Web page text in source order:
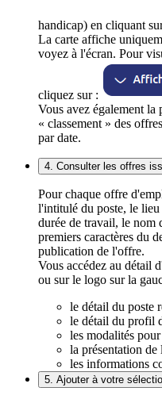
handicap) en cliquant
La carte affiche
voyez à l'écran. Pour
cliquez sur :
Vous avez également la
« classement » des
par date.
4. Consulter les offres
Pour chaque offre
l'intitulé du poste, le
durée de travail, le nom
premiers caractères du
publication de l'offre.
Vous accédez au détail
ou sur le logo sur la
le détail du poste
le détail du profil
les modalités
la présentation de
les informations
5. Ajouter à votre